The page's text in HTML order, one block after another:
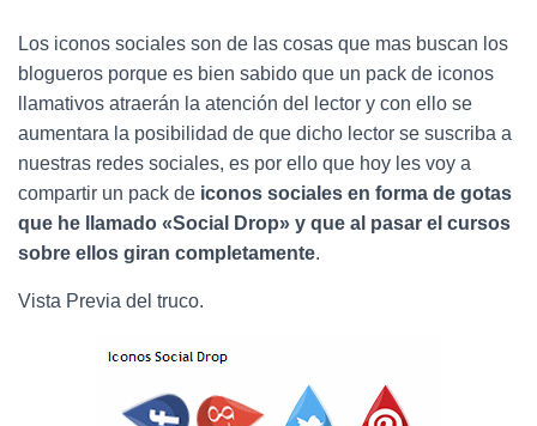
V
E
C
Ó
Los iconos sociales son de las cosas que mas buscan los
blogueros porque es bien sabido que un pack de iconos
llamativos atraerán la atención del lector y con ello se
aumentara la posibilidad de que dicho lector se suscriba a
nuestras redes sociales, es por ello que hoy les voy a
compartir un pack de iconos sociales en forma de gotas
que he llamado «Social Drop» y que al pasar el cursos
sobre ellos giran completamente.
Vista Previa del truco.